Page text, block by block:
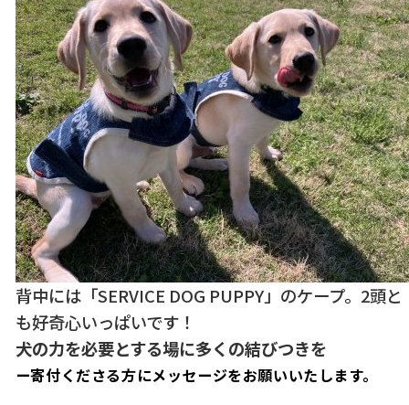
背中には「SERVICE DOG PUPPY」のケープ。2頭と
も好奇心いっぱいです！
犬の力を必要とする場に多くの結びつきを
ー寄付くださる方にメッセージをお願いいたします。